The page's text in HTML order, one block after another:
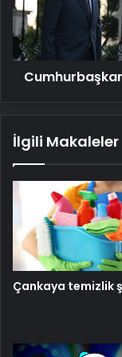
İlgili Makaleler
Çankaya temizlik